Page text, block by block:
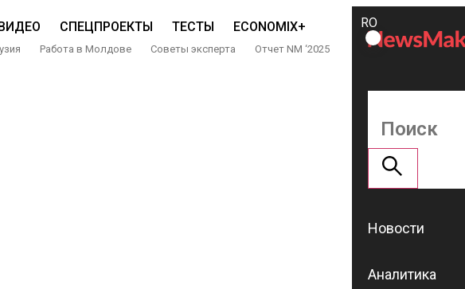
СПЕЦПРОЕКТЫ ТЕСТЫ ECONOMIX+
Работа в Молдове Советы эксперта Отчет NM ‘2025
ROMÂNĂ
RU
Поддержать
NM
Новости
Аналитика